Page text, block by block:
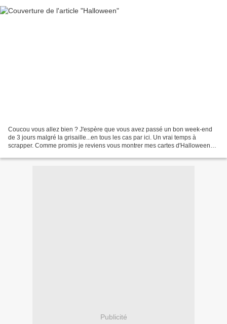
Coucou vous allez bien ? J'espère que vous avez passé un bon week-end
de 3 jours malgré la grisaille...en tous les cas par ici. Un vrai temps à
scrapper. Comme promis je reviens vous montrer mes cartes d'Halloween
Publicité